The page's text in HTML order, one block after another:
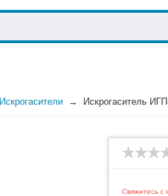
Искрогасители Искрогаситель
Свяжитесь с